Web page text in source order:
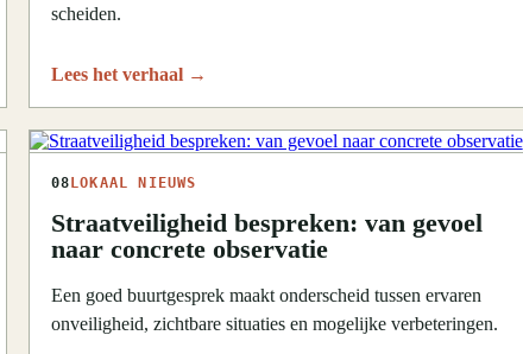
scheiden.
Lees het verhaal →
08 LOKAAL NIEUWS
Straatveiligheid bespreken: van gevoel
naar concrete observatie
Een goed buurtgesprek maakt onderscheid tussen ervaren
onveiligheid, zichtbare situaties en mogelijke verbeteringen.